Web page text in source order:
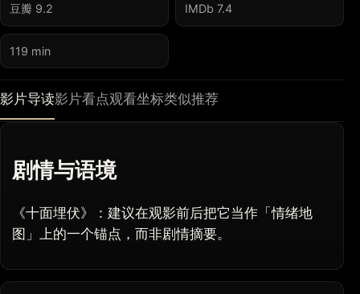
豆瓣 9.2 IMDb 7.4
119 min
影片导读影片看点观看坐标类似推荐
剧情与语境
《十面埋伏》：建议在观影前后把它当作「情绪地
图」上的一个锚点，而非剧情摘要。